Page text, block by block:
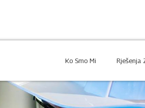
Ko Smo Mi Rješenja